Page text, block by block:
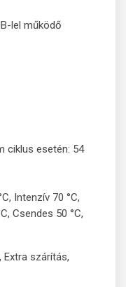
lel működő
ciklus esetén: 54
Intenzív 70 °C,
Csendes 50 °C,
Extra szárítás,